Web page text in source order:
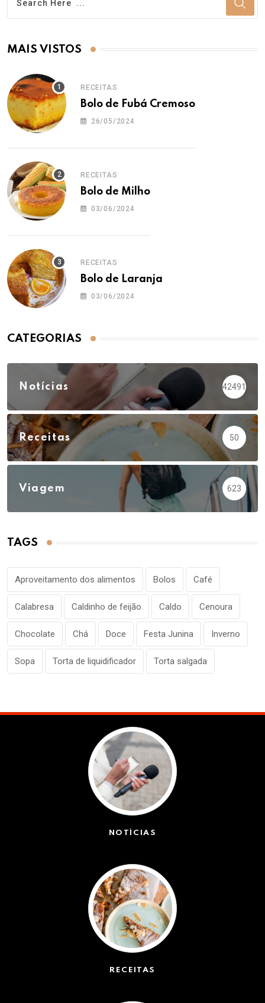
MAIS VISTOS
RECEITAS
Bolo de Fubá Cremoso
26/05/2024
RECEITAS
Bolo de Milho
03/06/2024
RECEITAS
Bolo de Laranja
03/06/2024
CATEGORIAS
Notícias 42491
Receitas 50
Viagem 623
TAGS
Aproveitamento dos alimentos Bolos Café
Calabresa Caldinho de feijão Caldo Cenoura
Chocolate Chá Doce Festa Junina Inverno
Sopa Torta de liquidificador Torta salgada
NOTÍCIAS
RECEITAS